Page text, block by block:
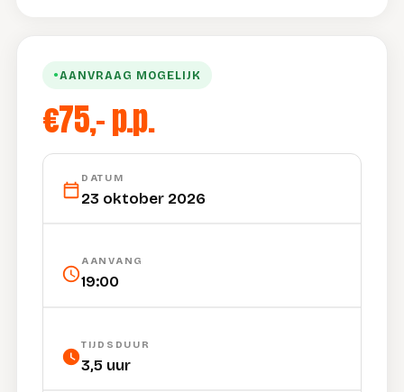
●AANVRAAG MOGELIJK
€75,- p.p.
DATUM
23 oktober 2026
AANVANG
19:00
TIJDSDUUR
3,5 uur